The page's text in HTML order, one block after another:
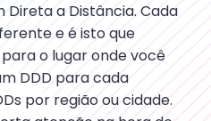
Direta a Distância. Cada
e é isto que
o lugar onde você
DDD para cada
por região ou cidade.